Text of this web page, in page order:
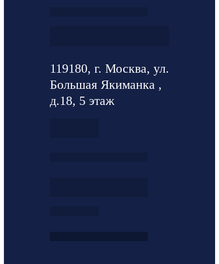
119180, г. Москва, ул.
Большая Якиманка ,
д.18, 5 этаж